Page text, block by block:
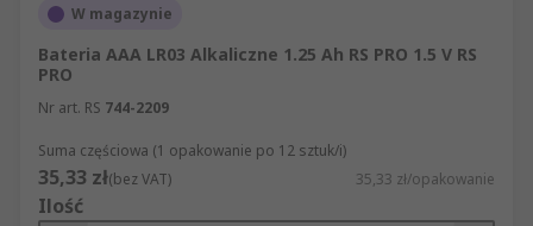
W magazynie
Bateria AAA LR03 Alkaliczne 1.25 Ah RS PRO 1.5 V RS
PRO
Nr art. RS 744-2209
Suma częściowa (1 opakowanie po 12 sztuk/i)
35,33 zł(bez VAT) 35,33 zł/opakowanie
Ilość